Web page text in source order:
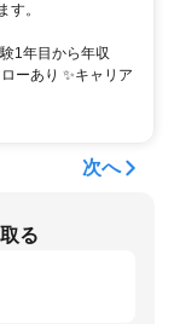
す。
年目から年収
ーあり ✨キャリア
次へ
る